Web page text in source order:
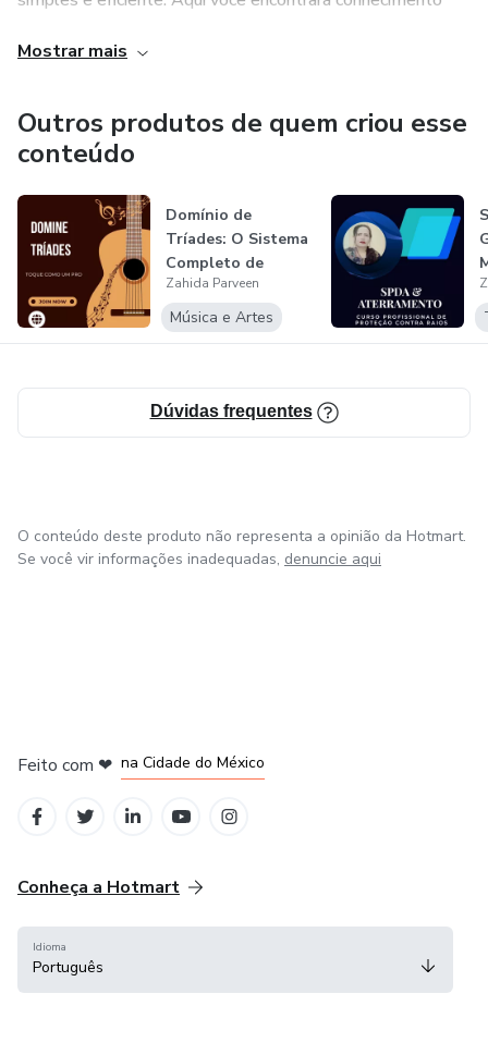
crescer pessoal e profissionalmente. Sempre buscamos
desenvolvimento e o sucesso de nossos alunos.
Mostrar mais
Outros produtos de quem criou esse
conteúdo
Domínio de
Tríades: O Sistema
Completo de
Guitarra
Zahida Parveen
Música e Artes
Dúvidas frequentes
O conteúdo deste produto não representa a opinião da Hotmart.
Se você vir informações inadequadas, denuncie aqui
Feito com ❤ na Cidade do México
Conheça a Hotmart
Idioma
Português